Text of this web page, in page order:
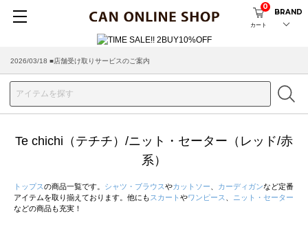
カート
0
BRAND
2026/03/18 ■店舗受け取りサービスのご案内
Te chichi（テチチ）/ニット・セーター（レッド/赤
系）
トップスの商品一覧です。 シャツ・ブラウスやカットソー カーディガンなど定番
アイテムを取り揃えております。他にも スカート やワンピース
ニット・セーター
などの商品も充実！